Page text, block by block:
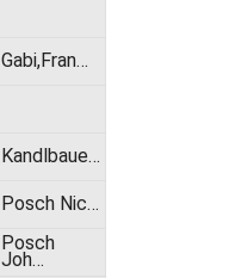
Gabi,Fran…
Kandlbaue…
Posch Nic…
Posch
Joh…